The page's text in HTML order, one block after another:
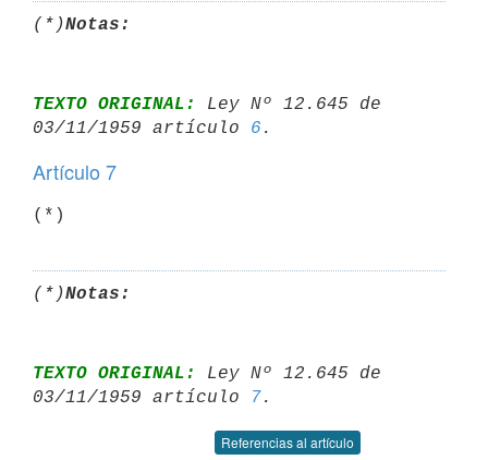
(*)Notas:
TEXTO ORIGINAL:
Ley Nº 12.645 de
03/11/1959 artículo 6
Artículo 7
(*)
(*)Notas:
TEXTO ORIGINAL:
Ley Nº 12.645 de
03/11/1959 artículo
7
Referencias al artículo